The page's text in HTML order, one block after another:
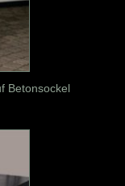
Betonsockel